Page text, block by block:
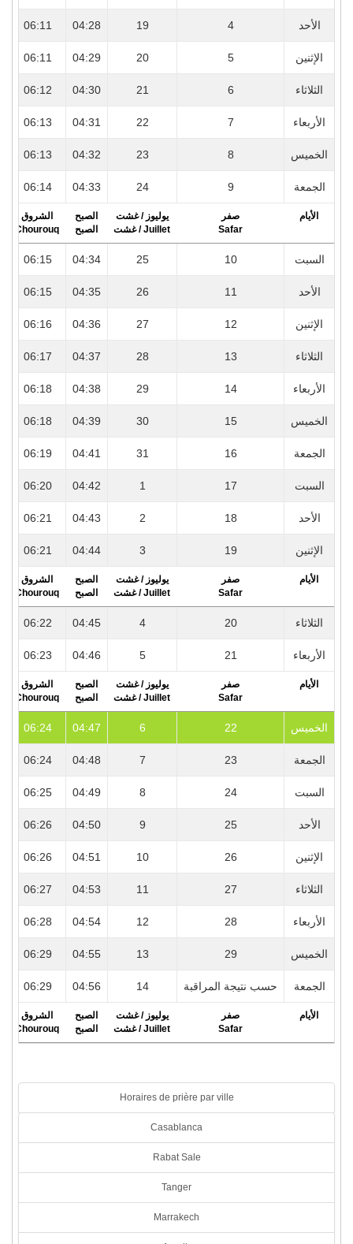
الأحد 4
19
04:28
06:11
الإثنين 5
20
04:29
06:11
الثلاثاء 6
21
04:30
06:12
الأربعاء 7
22
04:31
06:13
الخميس 8
23
04:32
06:13
الجمعة 9
24
04:33
06:14
الأيام
صفر
Safar
يوليوز / غشت
Juillet / غشت
الصبح
الصبح
الشروق
Chourouq
السبت 10
25
04:34
06:15
الأحد 11
26
04:35
06:15
الإثنين 12
27
04:36
06:16
الثلاثاء 13
28
04:37
06:17
الأربعاء 14
29
04:38
06:18
الخميس 15
30
04:39
06:18
الجمعة 16
31
04:41
06:19
السبت 17
1
04:42
06:20
الأحد 18
2
04:43
06:21
الإثنين 19
3
04:44
06:21
الأيام
صفر
Safar
يوليوز / غشت
Juillet / غشت
الصبح
الصبح
الشروق
Chourouq
الثلاثاء 20
4
04:45
06:22
الأربعاء 21
5
04:46
06:23
الأيام
صفر
Safar
يوليوز / غشت
Juillet / غشت
الصبح
الصبح
الشروق
Chourouq
الخميس 22
6
04:47
06:24
الجمعة 23
7
04:48
06:24
السبت 24
8
04:49
06:25
الأحد 25
9
04:50
06:26
الإثنين 26
10
04:51
06:26
الثلاثاء 27
11
04:53
06:27
الأربعاء 28
12
04:54
06:28
الخميس 29
13
04:55
06:29
الجمعة حسب نتيجة المراقبة 14
04:56
06:29
الأيام
صفر
Safar
يوليوز / غشت
Juillet / غشت
الصبح
الصبح
الشروق
Chourouq
Horaires de prière par ville
Casablanca
Rabat Sale
Tanger
Marrakech